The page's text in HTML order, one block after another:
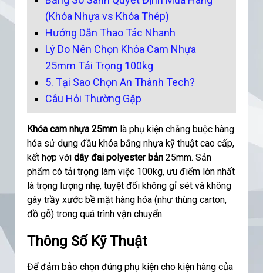
(Khóa Nhựa vs Khóa Thép)
Hướng Dẫn Thao Tác Nhanh
Lý Do Nên Chọn Khóa Cam Nhựa
25mm Tải Trọng 100kg
5. Tại Sao Chọn An Thành Tech?
Câu Hỏi Thường Gặp
Khóa cam nhựa 25mm là phụ kiện chằng buộc hàng
hóa sử dụng đầu khóa bằng nhựa kỹ thuật cao cấp,
kết hợp với dây đai polyester bản 25mm. Sản
phẩm có tải trọng làm việc 100kg, ưu điểm lớn nhất
là trọng lượng nhẹ, tuyệt đối không gỉ sét và không
gây trầy xước bề mặt hàng hóa (như thùng carton,
đồ gỗ) trong quá trình vận chuyển.
Thông Số Kỹ Thuật
Để đảm bảo chọn đúng phụ kiện cho kiện hàng của